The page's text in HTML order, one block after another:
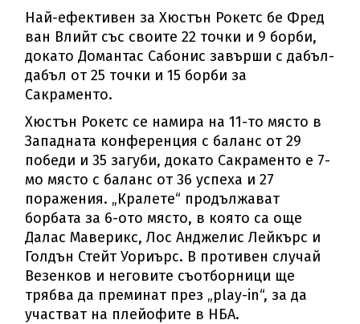
Най-ефективен за Хюстън Рокетс бе Фред
ван Влийт със своите 22 точки и 9 борби,
докато Домантас Сабонис завърши с дабъл-
дабъл от 25 точки и 15 борби за
Сакраменто.
Хюстън Рокетс се намира на 11-то място в
Западната конференция с баланс от 29
победи и 35 загуби, докато Сакраменто е 7-
мо място с баланс от 36 успеха и 27
поражения. „Кралете“ продължават
борбата за 6-ото място, в която са още
Далас Маверикс, Лос Анджелис Лейкърс и
Голдън Стейт Уориърс. В противен случай
Везенков и неговите съотборници ще
трябва да преминат през „play-in“, за да
участват на плейофите в НБА.